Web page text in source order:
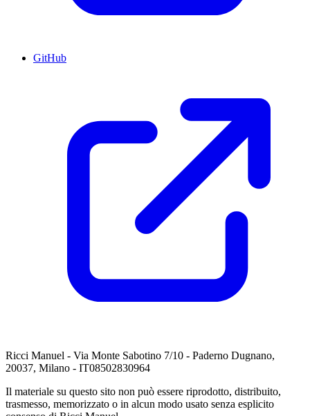
GitHub
Ricci Manuel - Via Monte Sabotino 7/10 - Paderno Dugnano,
20037, Milano - IT08502830964
Il materiale su questo sito non può essere riprodotto, distribuito,
trasmesso, memorizzato o in alcun modo usato senza esplicito